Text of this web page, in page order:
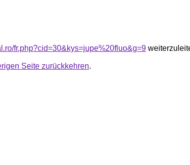
fr.php?cid=30&kys=jupe%20fluo&g=9
Seite zurückkehren.